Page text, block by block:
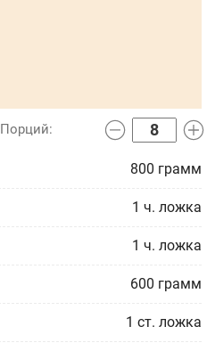
800 грамм
1 ч. ложка
1 ч. ложка
600 грамм
1 ст. ложка